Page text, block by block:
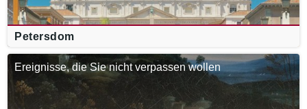
Petersdom
Ereignisse, die Sie nicht verpassen wollen